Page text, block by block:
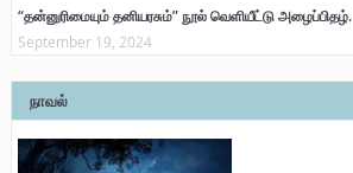
“தன்னுரிமையும் தனியரசும்” நூல் வெளியீட்டு அழைப்பிதழ்.
September 19, 2024
நாவல்